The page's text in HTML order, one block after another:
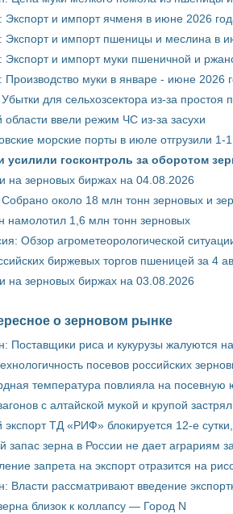
Экспорт и импорт ячменя в июне 2026
Экспорт и импорт пшеницы и меслина в
Экспорт и импорт муки пшеничной и
муки в январе - июне 2026
для сельхозсектора из-за простоя
ввели режим ЧС из-за засухи
морские порты в июле отгрузили
усилили госконтроль за оборотом
на зерновых биржах на 04.08.2026
около 18 млн тонн зерновых и
намолотил 1,6 млн тонн зерновых
Обзор агрометеорологической
биржевых торгов пшеницей за 4
на зерновых биржах на 03.08.2026
о зерновом рынке
Поставщики риса и кукурузы жалуются
посевов российских
температура повлияла на
с алтайской мукой и крупой
экспорт ТД «РИФ» блокируется 12-е
запас зерна в России не дает аграриям
запрета на экспорт отразится на
Власти рассматривают введение
близок к коллапсу — Город N